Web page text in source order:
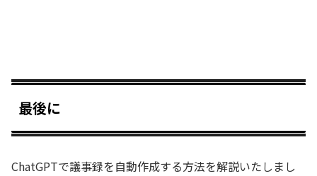
最後に
ChatGPTで議事録を自動作成する方法を解説いたしまし